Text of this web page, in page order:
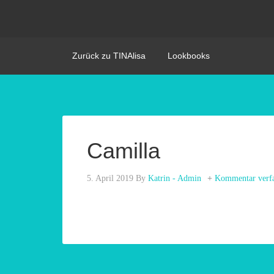
Zurück zu TINAlisa Lookbooks
Camilla
5. April 2019 By Katrin - Admin Kommentar